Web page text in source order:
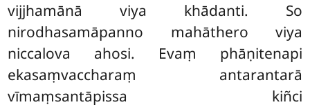
vijjhamānā viya khādanti. So
nirodhasamāpanno mahāthero viya
niccalova ahosi. Evaṃ phāṇitenapi
ekasaṃvaccharaṃ antarantarā
vīmaṃsantāpissa kiñci